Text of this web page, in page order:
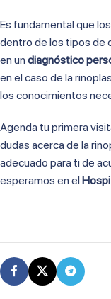
Es fundamental que
dentro de los tipos de
en un diagnóstico
en el caso de la
los conocimientos
Agenda tu primera
dudas acerca de la
adecuado para ti de
esperamos en el